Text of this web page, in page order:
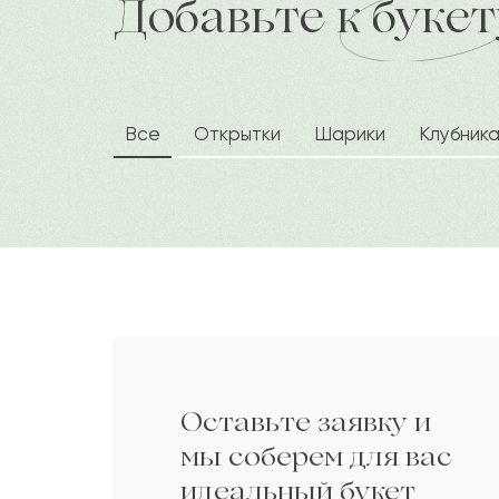
заслуг. Изысканные цветы
доставка по городу в течение
Сарра
Добавьте к
Все Открытки Шарики
Оставьте заявку и
мы соберем для вас